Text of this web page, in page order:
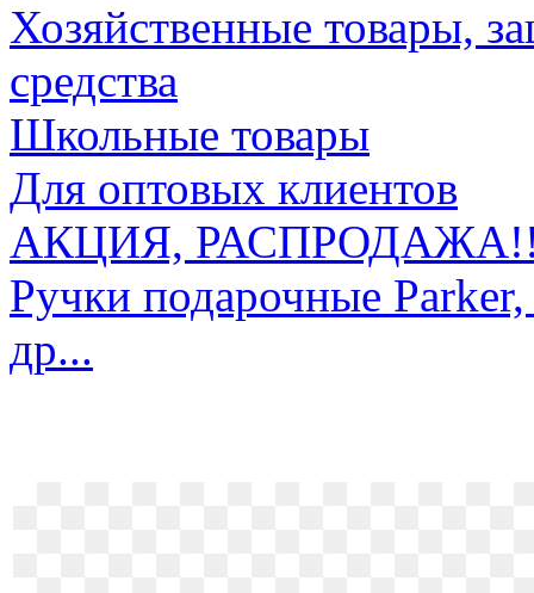
Хозяйственные товары,
средства
Школьные товары
Для оптовых клиентов
АКЦИЯ,
Ручки подарочные
др...